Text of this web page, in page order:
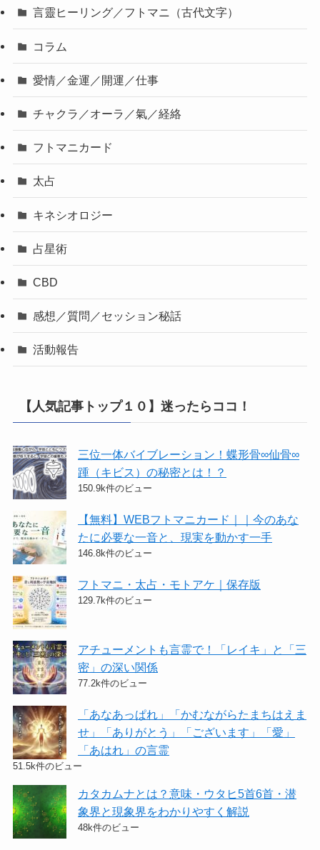
言靈ヒーリング／フトマニ（古代文字）
コラム
愛情／金運／開運／仕事
チャクラ／オーラ／氣／経絡
フトマニカード
太占
キネシオロジー
占星術
CBD
感想／質問／セッション秘話
活動報告
【人気記事トップ１０】迷ったらココ！
三位一体バイブレーション！蝶形骨∞仙骨∞
踵（キビス）の秘密とは！？
150.9k件のビュー
【無料】WEBフトマニカード｜｜今のあな
たに必要な一音と、現実を動かす一手
146.8k件のビュー
フトマニ・太占・モトアケ｜保存版
129.7k件のビュー
アチューメントも言霊で！「レイキ」と「三
密」の深い関係
77.2k件のビュー
「あなあっぱれ」「かむながらたまちはえま
せ」「ありがとう」「ございます」「愛」
「あはれ」の言霊
51.5k件のビュー
カタカムナとは？意味・ウタヒ5首6首・潜
象界と現象界をわかりやすく解説
48k件のビュー